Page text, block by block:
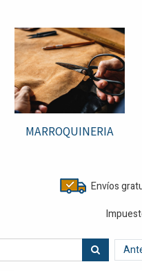
MARROQUINERIA
Envíos